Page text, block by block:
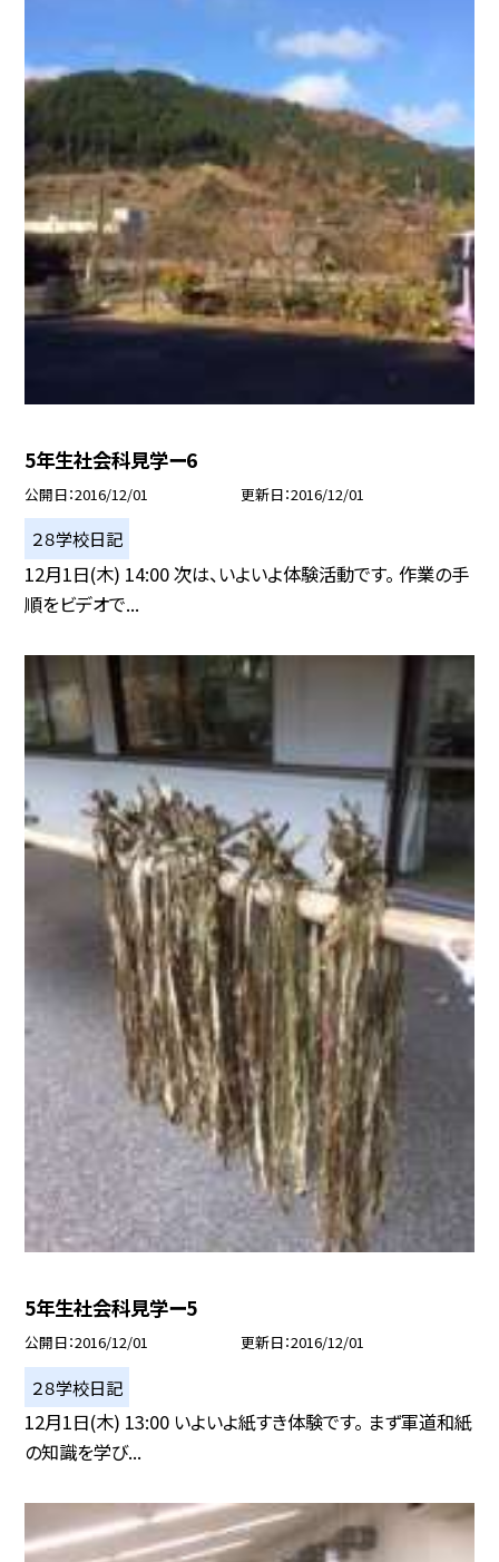
5年生社会科見学ー6
公開日 2016/12/01 更新日 2016/12/01
２８学校日記
12月1日(木) 14:00 次は、いよいよ体験活動です。 作業の手
順をビデオで...
5年生社会科見学ー5
公開日 2016/12/01 更新日 2016/12/01
２８学校日記
12月1日(木) 13:00 いよいよ紙すき体験です。 まず軍道和紙
の知識を学び...